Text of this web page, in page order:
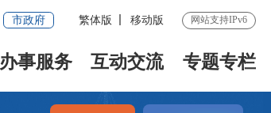
市政府 繁体版 移动版 网站支持IPv6
办事服务 互动交流 专题专栏